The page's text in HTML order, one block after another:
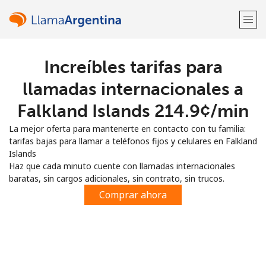
¡Bienvenido!
Regístrate con
o
Increíbles tarifas para
llamadas internacionales a
Falkland Islands ⁦214.9¢⁩/min
La mejor oferta para mantenerte en contacto con tu familia:
tarifas bajas para llamar a teléfonos fijos y celulares en Falkland
Islands
Haz que cada minuto cuente con llamadas internacionales
baratas, sin cargos adicionales, sin contrato, sin trucos.
Comprar ahora